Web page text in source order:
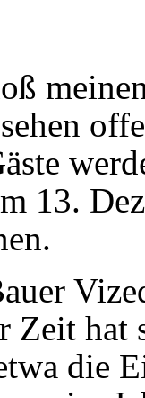
13.
Zeit
die